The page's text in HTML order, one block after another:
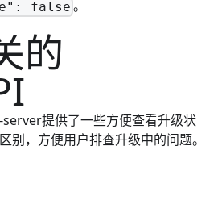
false 。
的
提供了一些方便查看升级状
别，方便用户排查升级中的问题。